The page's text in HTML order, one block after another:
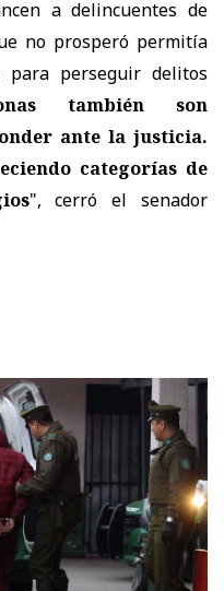
a delincuentes de
no prosperó permitía
para perseguir delitos
también son
ante la justicia.
categorías de
", cerró el senador